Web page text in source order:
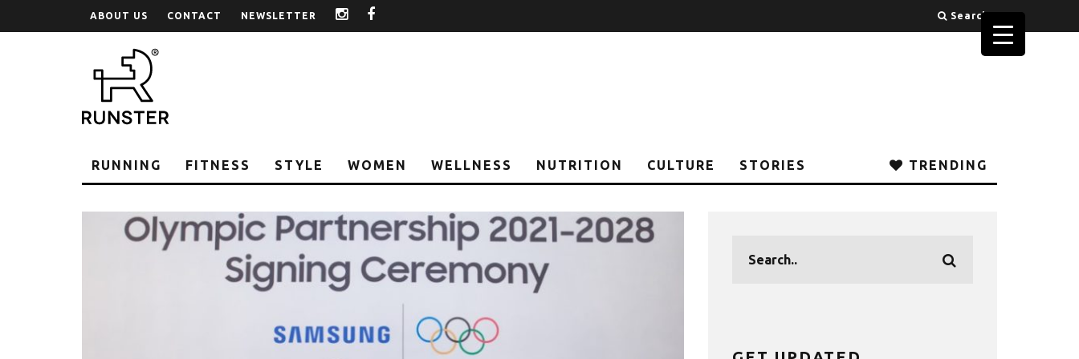
ABOUT US CONTACT NEWSLETTER instagram Search
RUNNING FITNESS STYLE WOMEN WELLNESS NUTRITION CULTURE STORIES TRENDING